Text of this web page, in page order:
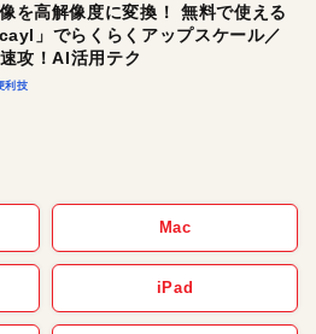
を高解像度に変換！ 無料で使える
」でらくらくアップスケール／
攻！AI活用テク
利技
Mac
iPad